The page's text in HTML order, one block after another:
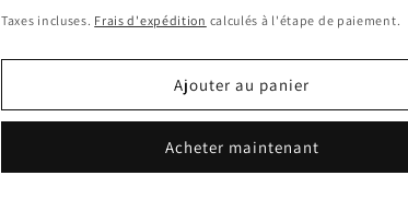
habituel
Taxes incluses. Frais d'expédition calculés à l'étape de paiement.
Ajouter au panier
Acheter maintenant